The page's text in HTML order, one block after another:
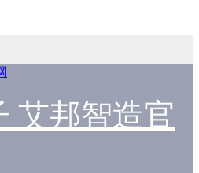
艾邦智造官